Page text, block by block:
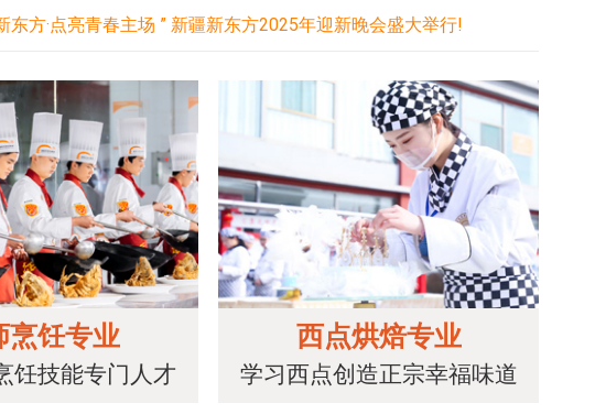
东方·点亮青春主场 ” 新疆新东方2025年迎新晚会盛大举行!
烹饪专业
饪技能专门人才
西点烘焙专业
学习西点创造正宗幸福味道